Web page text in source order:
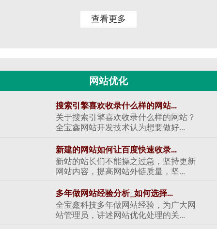
查看更多
网站优化
搜索引擎喜欢收录什么样的网站...
关于搜索引擎喜欢收录什么样的网站？
全宝鑫网站开发技术认为想要做好...
新建的网站如何让百度快速收录...
新站的站长们不能操之过急，坚持更新
网站内容，提高网站外链质量，坚...
多年做网站经验分析_如何选择...
全宝鑫科技多年做网站经验，为广大网
站管理员，讲述网站优化处理的关...